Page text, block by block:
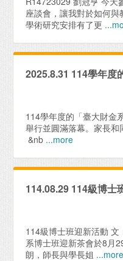
座談會，讓我對於如何
學術研究安排有了更
2025.8.31 114學年度
114學年度的「臺大財金
舉行並圓滿落幕。家長和
&nb ...more
114.08.29 114級博士
114級博士班迎新活動
系博士班迎新茶會於8月
朗，師長與學長姐 ...more